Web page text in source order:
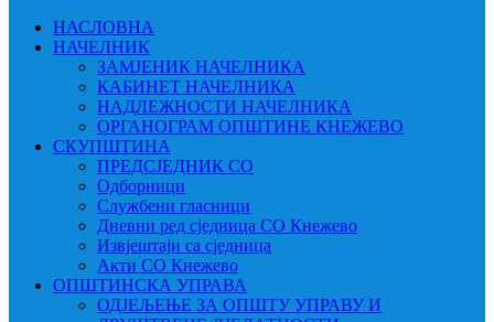
НАСЛОВНА
НАЧЕЛНИК
ЗАМЈЕНИК НАЧЕЛНИКА
КАБИНЕТ НАЧЕЛНИКА
НАДЛЕЖНОСТИ НАЧЕЛНИКА
ОРГАНОГРАМ ОПШТИНЕ КНЕЖЕВО
СКУПШТИНА
ПРЕДСЈЕДНИК СО
Одборници
Службени гласници
Дневни ред сједница СО Кнежево
Извјештаји са сједница
Акти СО Кнежево
ОПШТИНСКА УПРАВА
ОДЈЕЉЕЊЕ ЗА ОПШТУ УПРАВУ И